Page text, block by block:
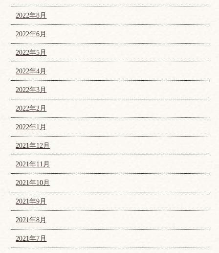
2022年8月
2022年6月
2022年5月
2022年4月
2022年3月
2022年2月
2022年1月
2021年12月
2021年11月
2021年10月
2021年9月
2021年8月
2021年7月